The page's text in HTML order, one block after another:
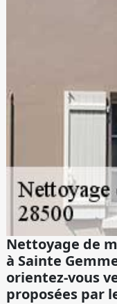
Nettoyage de
à Sainte
orientez-vous
proposées par